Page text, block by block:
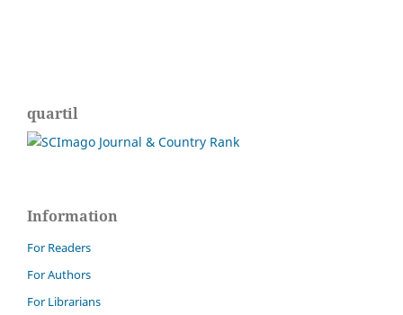
quartil
Information
For Readers
For Authors
For Librarians